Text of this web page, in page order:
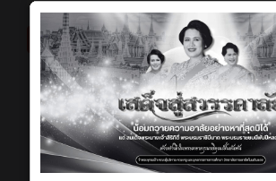
มิถุนายน 2026
ประกาศ